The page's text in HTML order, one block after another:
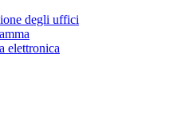
degli uffici
elettronica